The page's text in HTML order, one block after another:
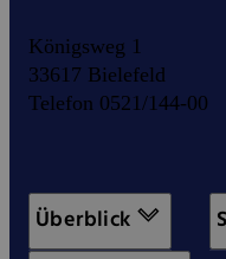
Königsweg 1
33617 Bielefeld
Telefon 0521/144-00
Überblick